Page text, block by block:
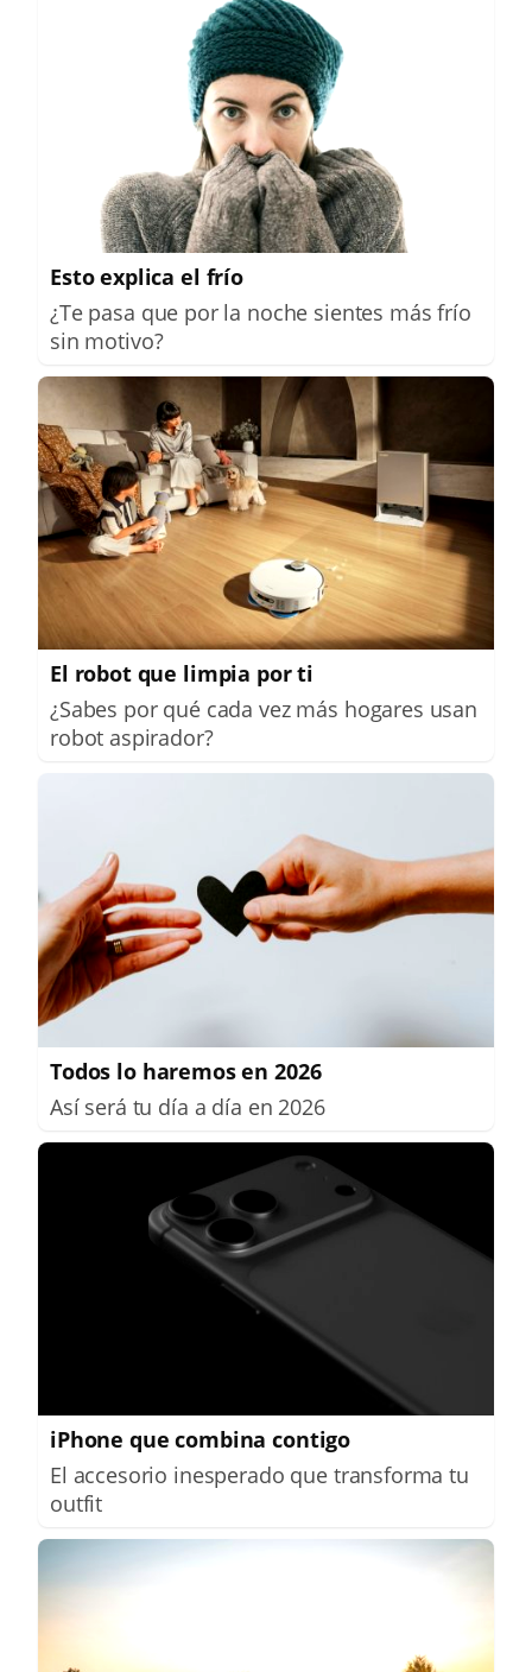
Esto explica el frío
¿Te pasa que por la noche sientes más frío
sin motivo?
El robot que limpia por ti
¿Sabes por qué cada vez más hogares usan
robot aspirador?
Todos lo haremos en 2026
Así será tu día a día en 2026
iPhone que combina contigo
El accesorio inesperado que transforma tu
outfit